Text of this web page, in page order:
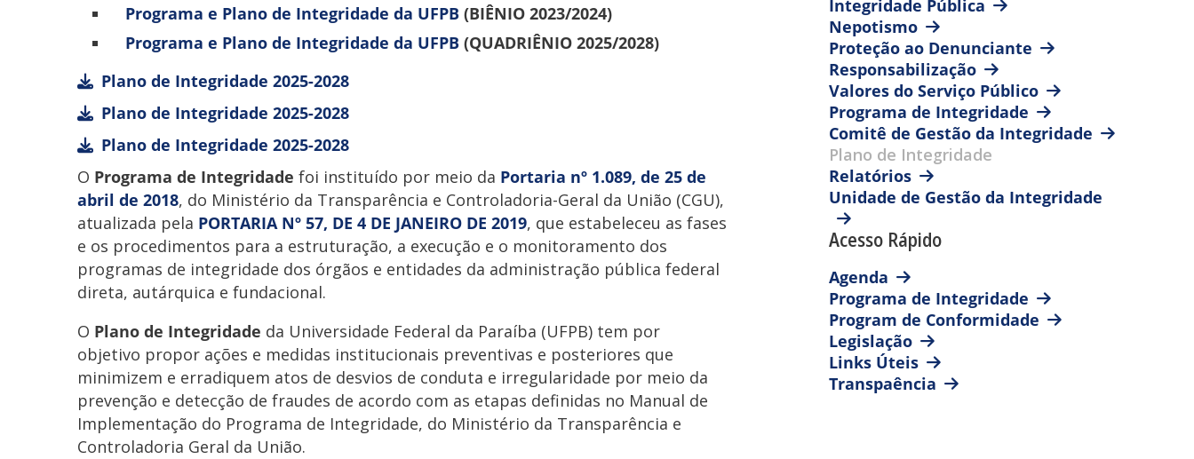
Integridade Pública
Nepotismo
Proteção ao Denunciante
Responsabilização
Valores do Serviço Público
Programa de Integridade
Comitê de Gestão da Integridade
Plano de Integridade
Relatórios
Unidade de Gestão da Integridade
Acesso Rápido
Agenda
Programa de Integridade
Program de Conformidade
Legislação
Links Úteis
Transpaência
Programa e Plano de Integridade da UFPB (BIÊNIO 2023/2024)
Programa e Plano de Integridade da UFPB (QUADRIÊNIO 2025/2028)
Plano de Integridade 2025-2028
Plano de Integridade 2025-2028
Plano de Integridade 2025-2028
O Programa de Integridade foi instituído por meio da Portaria nº 1.089, de 25 de
abril de 2018, do Ministério da Transparência e Controladoria-Geral da União (CGU),
atualizada pela PORTARIA Nº 57, DE 4 DE JANEIRO DE 2019, que estabeleceu as fases
e os procedimentos para a estruturação, a execução e o monitoramento dos
programas de integridade dos órgãos e entidades da administração pública federal
direta, autárquica e fundacional.
O Plano de Integridade da Universidade Federal da Paraíba (UFPB) tem por
objetivo propor ações e medidas institucionais preventivas e posteriores que
minimizem e erradiquem atos de desvios de conduta e irregularidade por meio da
prevenção e detecção de fraudes de acordo com as etapas definidas no Manual de
Implementação do Programa de Integridade, do Ministério da Transparência e
Controladoria Geral da União.